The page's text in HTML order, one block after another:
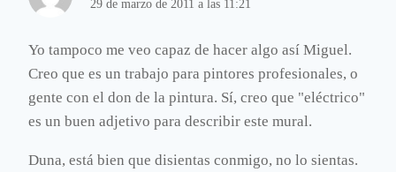
29 de marzo de 2011 a las 11:21
Yo tampoco me veo capaz de hacer algo así Miguel.
Creo que es un trabajo para pintores profesionales, o
gente con el don de la pintura. Sí, creo que "eléctrico"
es un buen adjetivo para describir este mural.
Duna, está bien que disientas conmigo, no lo sientas.